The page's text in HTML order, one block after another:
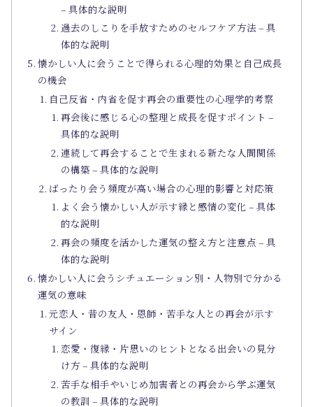
– 具体的な説明
過去のしこりを手放すためのセルフケア方法 – 具
体的な説明
懐かしい人に会うことで得られる心理的効果と自己成長
の機会
自己反省・内省を促す再会の重要性の心理学的考察
再会後に感じる心の整理と成長を促すポイント –
具体的な説明
連続して再会することで生まれる新たな人間関係
の構築 – 具体的な説明
ばったり会う頻度が高い場合の心理的影響と対応策
よく会う懐かしい人が示す縁と感情の変化 – 具体
的な説明
再会の頻度を活かした運気の整え方と注意点 – 具
体的な説明
懐かしい人に会うシチュエーション別・人物別で分かる
運気の意味
元恋人・昔の友人・恩師・苦手な人との再会が示す
サイン
恋愛・復縁・片思いのヒントとなる出会いの見分
け方 – 具体的な説明
苦手な相手やいじめ加害者との再会から学ぶ運気
の教訓 – 具体的な説明